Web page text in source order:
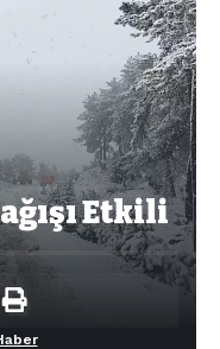
Etkili